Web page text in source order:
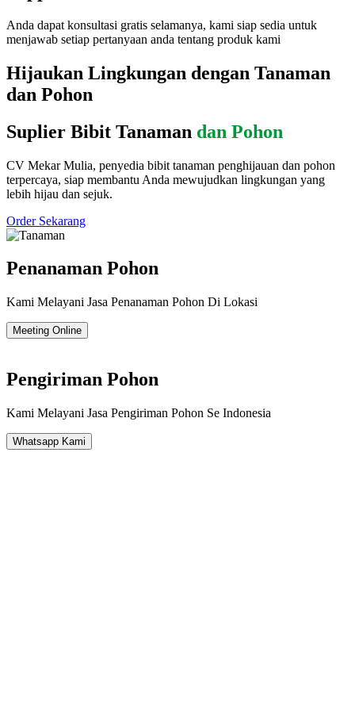
Anda dapat konsultasi gratis selamanya, kami siap sedia untuk
menjawab setiap pertanyaan anda tentang produk kami
Hijaukan Lingkungan dengan Tanaman
dan Pohon
Suplier Bibit Tanaman dan Pohon
CV Mekar Mulia, penyedia bibit tanaman penghijauan dan pohon
terpercaya, siap membantu Anda mewujudkan lingkungan yang
lebih hijau dan sejuk.
Order Sekarang
Penanaman Pohon
Kami Melayani Jasa Penanaman Pohon Di Lokasi
Meeting Online
Pengiriman Pohon
Kami Melayani Jasa Pengiriman Pohon Se Indonesia
Whatsapp Kami